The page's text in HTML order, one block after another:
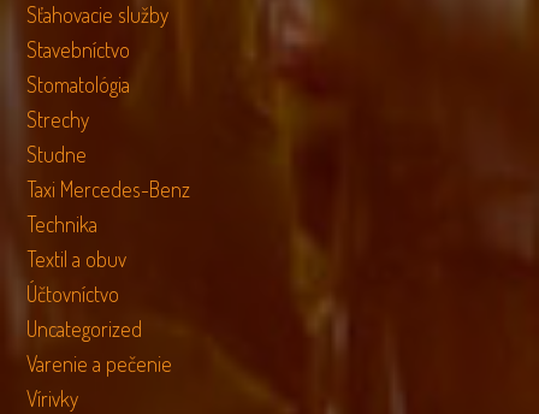
Sťahovacie služby
Stavebníctvo
Stomatológia
Strechy
Studne
Taxi Mercedes-Benz
Technika
Textil a obuv
Účtovníctvo
Uncategorized
Varenie a pečenie
Vírivky